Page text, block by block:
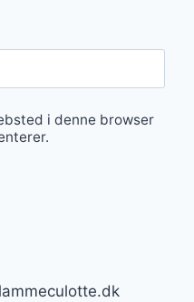
i denne browser